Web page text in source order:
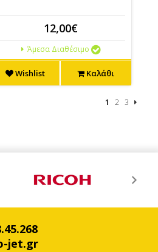
12,00€
Άμεσα Διαθέσιμο
Wishlist Καλάθι
1 2 3
jet.gr